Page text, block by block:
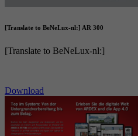
[Translate to BeNeLux-nl:] AR 300
[Translate to BeNeLux-nl:]
Download